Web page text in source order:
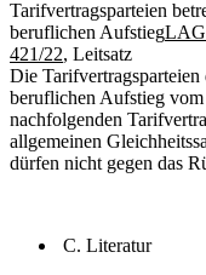
Tarifvertragsparteien
beruflichen AufstiegLAG
421/22, Leitsatz
Die
beruflichen Aufstieg
nachfolgenden
allgemeinen
dürfen nicht gegen das
C. Literatur